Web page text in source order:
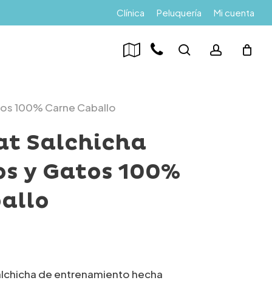
Clínica Peluquería Mi cuenta
search account
100% Carne Caballo
Salchicha
y Gatos 100%
de entrenamiento hecha
Menu